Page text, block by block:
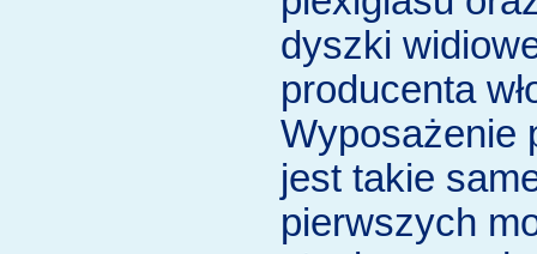
dyszki
producenta
Wyposażenie
jest takie
pierwszych